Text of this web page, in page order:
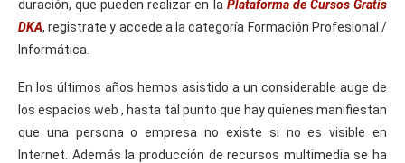
duración, que pueden realizar en la Plataforma de Cursos Gratis
DKA, registrate y accede a la categoría Formación Profesional /
Informática.
En los últimos años hemos asistido a un considerable auge de
los espacios web , hasta tal punto que hay quienes manifiestan
que una persona o empresa no existe si no es visible en
Internet. Además la producción de recursos multimedia se ha